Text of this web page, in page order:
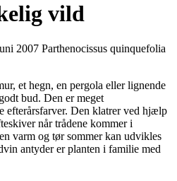
vild
et hegn, en pergola eller lignende
bud. Den er meget
efterårsfarver. Den klatrer ved hjælp
når trådene kommer i
varm og tør sommer kan udvikles
antyder er planten i familie med